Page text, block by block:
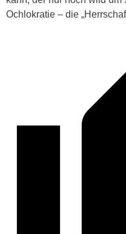
Ochlokratie – die